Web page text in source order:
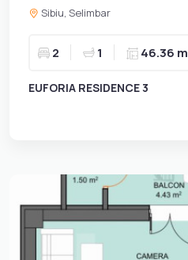
Sibiu, Selimbar
2 1 46.36 m
EUFORIA RESIDENCE 3